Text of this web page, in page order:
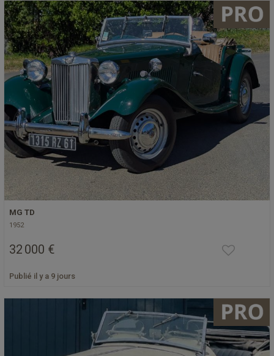
MG TD
1952
32 000 €
Publié il y a 9 jours